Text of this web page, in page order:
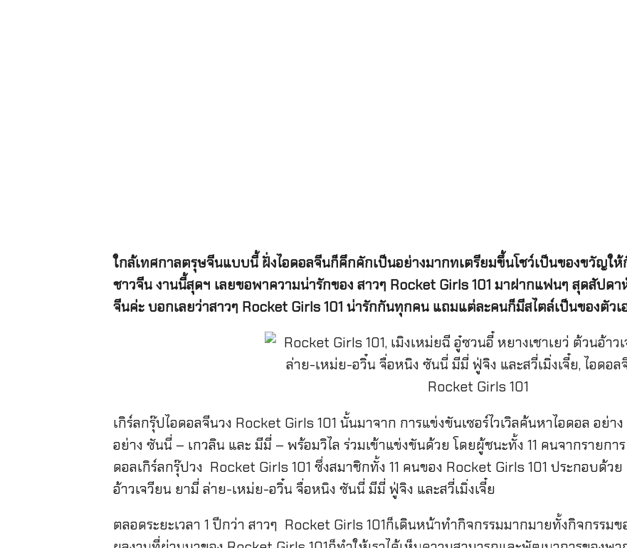
ใกล้เทศกาลตรุษจีนแบบนี้ ฝั่งไอดอลจีนก็คึกคักเป็นอย่างมากทเตรียมขึ้นโชว์เป็นของขวัญใ
ชาวจีน งานนี้สุดฯ เลยขอพาความน่ารักของ สาวๆ Rocket Girls 101 มาฝากแฟนๆ สุดสัปดา
จีนค่ะ บอกเลยว่าสาวๆ Rocket Girls 101 น่ารักกันทุกคน แถมแต่ละคนก็มีสไตล์เป็นของตัวเ
เกิร์ลกรุ๊ปไอดอลจีนวง Rocket Girls 101 นั้นมาจาก การแข่งขันเซอร์ไวเวิลค้นหาไอดอล อย่า
อย่าง ซันนี่ – เกวลิน และ มีมี่ – พร้อมวิไล ร่วมเข้าแข่งขันด้วย โดยผู้ชนะทั้ง 11 คนจากรายกา
ดอลเกิร์ลกรุ๊ปวง Rocket Girls 101 ซึ่งสมาชิกทั้ง 11 คนของ Rocket Girls 101 ประกอบด้ว
อ้าวเจวียน ยามี่ ล่าย-เหม่ย-อวิ๋น จื่อหนิง ซันนี่ มีมี่ ฟู่จิง และสวี่เมิ่งเจี๋ย
ตลอดระยะเวลา 1 ปีกว่า สาวๆ Rocket Girls 101ก็เดินหน้าทำกิจกรรมมากมายทั้งกิจกรรมข